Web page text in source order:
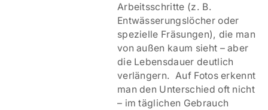
Arbeitsschritte (z. B.
Entwässerungslöcher oder
spezielle Fräsungen), die man
von außen kaum sieht – aber
die Lebensdauer deutlich
verlängern. Auf Fotos erkennt
man den Unterschied oft nicht
– im täglichen Gebrauch